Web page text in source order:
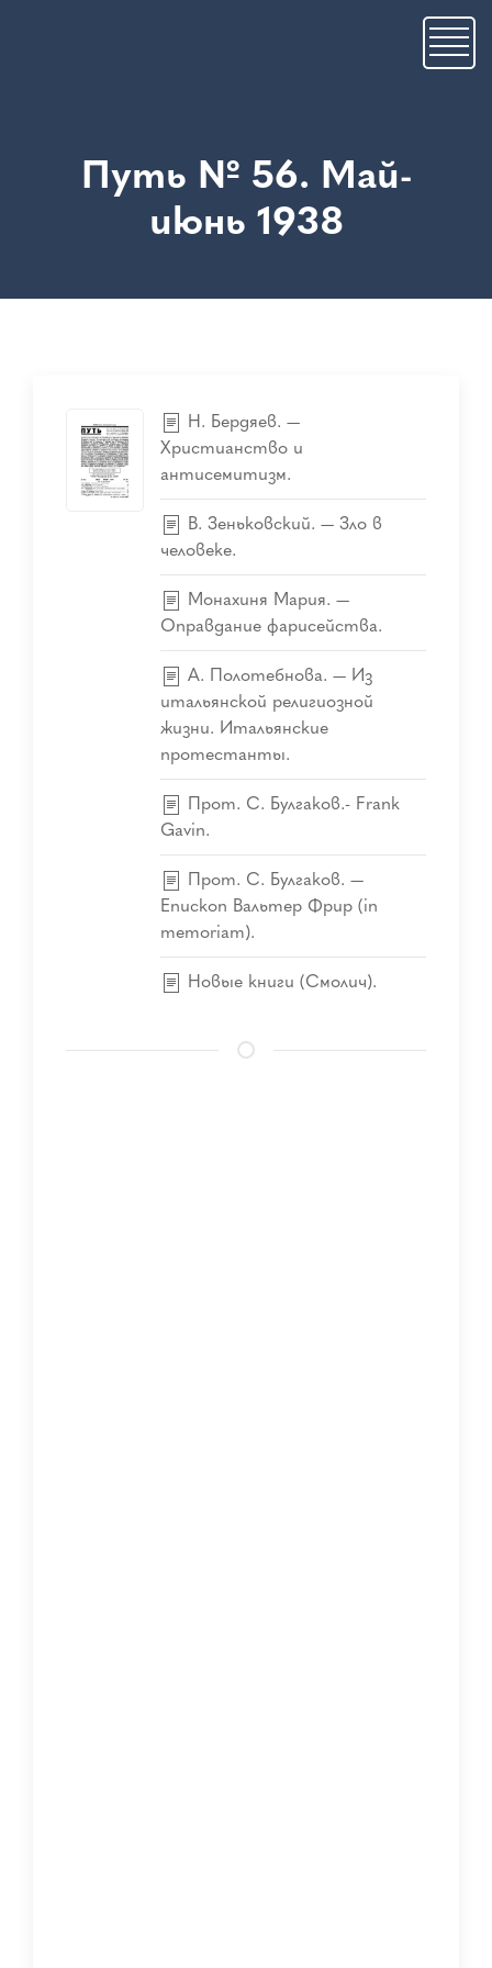
Путь № 56. Май-
июнь 1938
Н. Бердяев. —
Христианство и
антисемитизм.
В. Зеньковский. — Зло в
человеке.
Монахиня Мария. —
Оправдание фарисейства.
А. Полотебнова. — Из
итальянской религиозной
жизни. Итальянские
протестанты.
Прот. С. Булгаков.- Frank
Gavin.
Прот. С. Булгаков. —
Епископ Вальтер Фрир (in
memoriam).
Новые книги (Смолич).